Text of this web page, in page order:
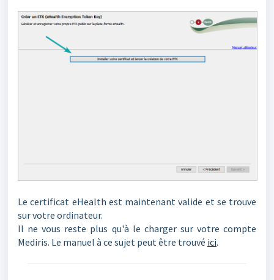
Le certificat eHealth est maintenant valide et se trouve
sur votre ordinateur.
Il ne vous reste plus qu'à le charger sur votre compte
Mediris. Le manuel à ce sujet peut être trouvé ici.